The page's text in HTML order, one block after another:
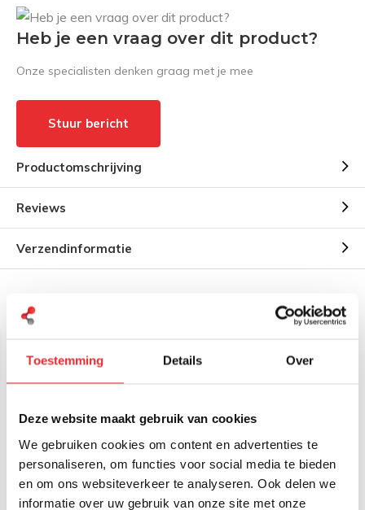
Toestemming Details Over
Deze website maakt gebruik van cookies
We gebruiken cookies om content en advertenties te
personaliseren, om functies voor social media te bieden
en om ons websiteverkeer te analyseren. Ook delen we
informatie over uw gebruik van onze site met onze
Heb je een vraag over dit product?
Onze specialisten denken graag met je mee
Stuur bericht
Productomschrijving
Reviews
Verzendinformatie
Gerelateerde producten
RAM Mount aluminium C-
kogel, ronde montage
base RAM-202U
RAM Mount RAM-D-254U
kogel kleine base plate(
AMPS)